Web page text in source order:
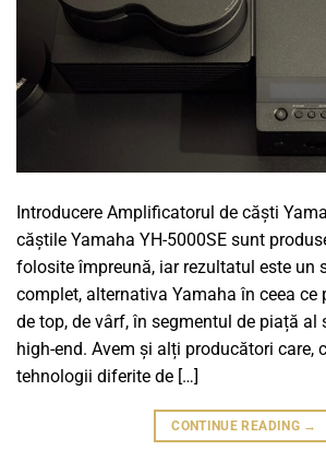
Introducere Amplificatorul de căști
căștile Yamaha YH-5000SE sunt
folosite împreună, iar rezultatul este un
complet, alternativa Yamaha în ceea ce
de top, de vârf, în segmentul de piață al
high-end. Avem și alți producători care,
tehnologii diferite de […]
CONTINUE READING →